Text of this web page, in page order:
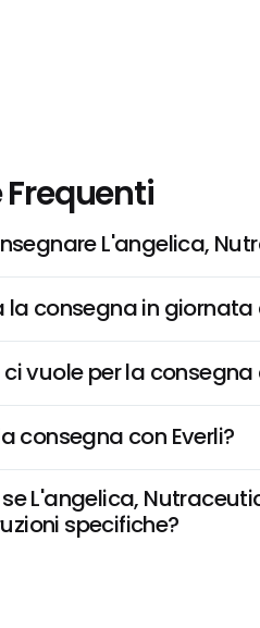
L'angelica,
consegna in giornata
vuole per la consegna
consegna con Everli?
L'angelica,
specifiche?